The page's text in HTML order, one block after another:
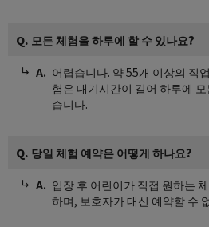
Q. 모든 체험을 하루에 할 수 있나요?
어렵습니다. 약 55개 이상의 직
험은 대기시간이 길어 하루에
습니다.
Q. 당일 체험 예약은 어떻게 하나요?
입장 후 어린이가 직접 원하는
하며, 보호자가 대신 예약할 수